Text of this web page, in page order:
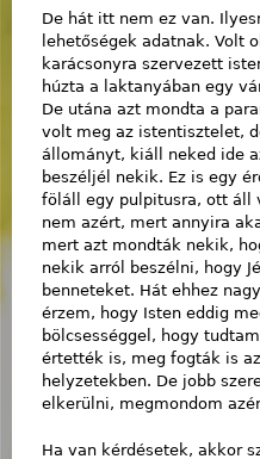
De hát itt nem ez van.
lehetőségek adatnak. Volt
karácsonyra szervezett
húzta a laktanyában egy
De utána azt mondta a
volt meg az istentisztelet,
állományt, kiáll neked ide
beszéljél nekik. Ez is egy
föláll egy pulpitusra, ott áll
nem azért, mert annyira
mert azt mondták nekik,
nekik arról beszélni, hogy
benneteket. Hát ehhez
érzem, hogy Isten eddig
bölcsességgel, hogy
értették is, meg fogták is
helyzetekben. De jobb
elkerülni, megmondom
Ha van kérdésetek, akkor